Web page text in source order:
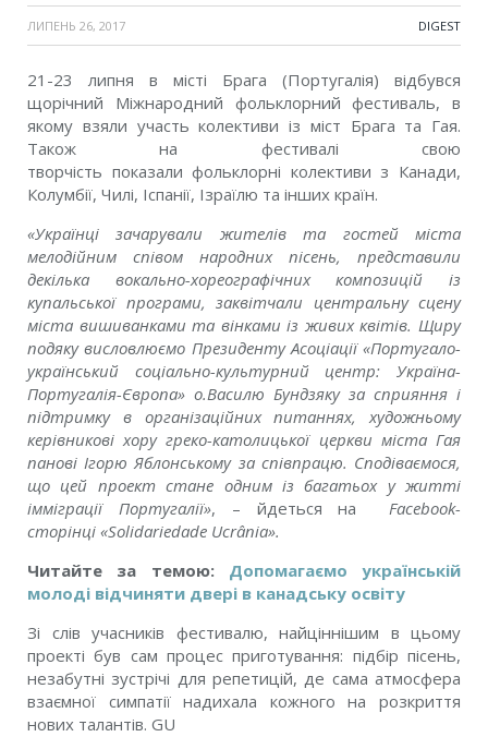
ЛИПЕНЬ 26, 2017 DIGEST
21-23 липня в місті Брага (Португалія) відбувся
щорічний Міжнародний фольклорний фестиваль, в
якому взяли участь колективи із міст Брага та Гая.
Також на фестивалі свою
творчість показали фольклорні колективи з Канади,
Колумбії, Чилі, Іспанії, Ізраїлю та інших країн.
«Українці зачарували жителів та гостей міста
мелодійним співом народних пісень, представили
декілька вокально-хореографічних композицій із
купальської програми, заквітчали центральну сцену
міста вишиванками та вінками із живих квітів. Щиру
подяку висловлюємо Президенту Асоціації «Португало-
український соціально-культурний центр: Україна-
Португалія-Європа» о.Василю Бундзяку за сприяння і
підтримку в організаційних питаннях, художньому
керівникові хору греко-католицької церкви міста Гая
панові Ігорю Яблонському за співпрацю. Сподіваємося,
що цей проект стане одним із багатьох у житті
імміграції Португалії», – йдеться на
Facebook-
сторінці «Solidariedade Ucrânia».
Читайте за темою: Допомагаємо українській
молоді відчиняти двері в канадську освіту
Зі слів учасників фестивалю, найціннішим в цьому
проекті був сам процес приготування: підбір пісень,
незабутні зустрічі для репетицій, де сама атмосфера
взаємної симпатії надихала кожного на розкриття
нових талантів. GU